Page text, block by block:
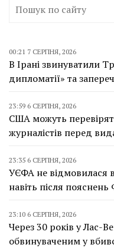
00:21 7 СЕРПНЯ, 2026
В Ірані звинуватили
дипломатії» та
23:59 6 СЕРПНЯ, 2026
США можуть
журналістів перед
23:35 6 СЕРПНЯ, 2026
УЄФА не відмовилася
навіть після
23:10 6 СЕРПНЯ, 2026
Через 30 років у Лас-
обвинуваченим у